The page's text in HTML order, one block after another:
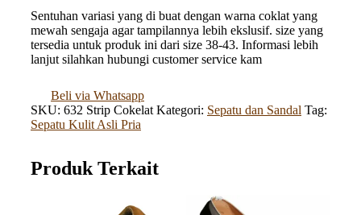
Sentuhan variasi yang di buat dengan warna coklat yang
mewah sengaja agar tampilannya lebih ekslusif. size yang
tersedia untuk produk ini dari size 38-43. Informasi lebih
lanjut silahkan hubungi customer service kam
Beli via Whatsapp
SKU: 632 Strip Cokelat Kategori: Sepatu dan Sandal Tag:
Sepatu Kulit Asli Pria
Produk Terkait